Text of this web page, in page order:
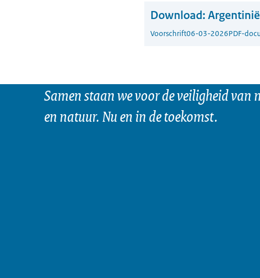
Download:
Voorschrift06-03-2026PDF-
Samen staan we voor de veiligheid van
en natuur. Nu en in de toekomst.